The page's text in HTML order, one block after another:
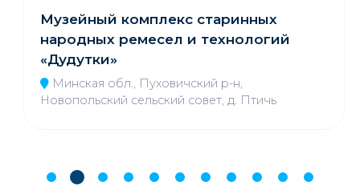
Музейный комплекс старинных
народных ремесел и технологий
«Дудутки»
Минская обл., Пуховичский р-н,
Новопольский сельский совет, д. Птичь